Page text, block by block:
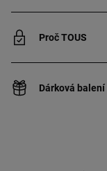
Proč TOUS
Dárková balení